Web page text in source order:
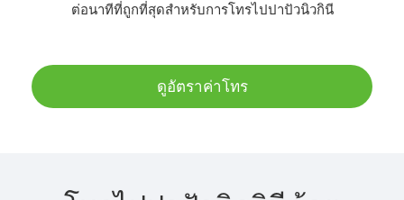
ต่อนาทีที่ถูกที่สุดสำหรับการโทรไปปาปัวนิวกินี
ดูอัตราค่าโทร